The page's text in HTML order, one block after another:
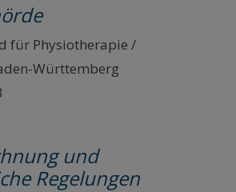
für Physiotherapie /
Württemberg
und
Regelungen